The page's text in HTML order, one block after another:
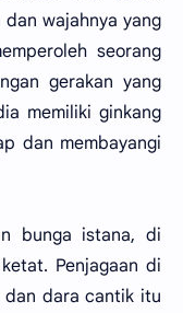
wajahnya yang
seorang
gerakan yang
memiliki ginkang
dan membayangi
bunga istana, di
Penjagaan di
dara cantik itu